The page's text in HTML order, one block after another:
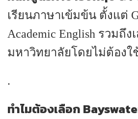
เรียนภาษาเข้มข้น ตั้งแต่
Academic English รวมถึง
มหาวิทยาลัยโดยไม่ต้องใ
.
ทำไมต้องเลือก